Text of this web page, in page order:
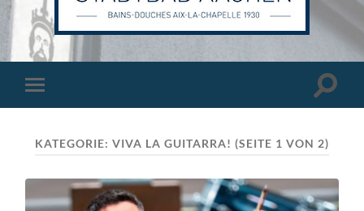
Stadtbad
Mobile-
Menü
KATEGORIE: VIVA LA GUITARRA! (SEITE 1 VON 2)